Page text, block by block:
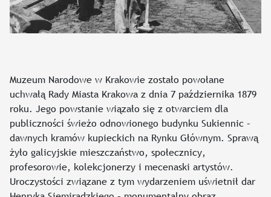
Muzeum Narodowe w Krakowie zostało powołane
uchwałą Rady Miasta Krakowa z dnia 7 października 1879
roku. Jego powstanie wiązało się z otwarciem dla
publiczności świeżo odnowionego budynku Sukiennic –
dawnych kramów kupieckich na Rynku Głównym. Sprawą
żyło galicyjskie mieszczaństwo, społecznicy,
profesorowie, kolekcjonerzy i mecenaski artystów.
Uroczystości związane z tym wydarzeniem uświetnił dar